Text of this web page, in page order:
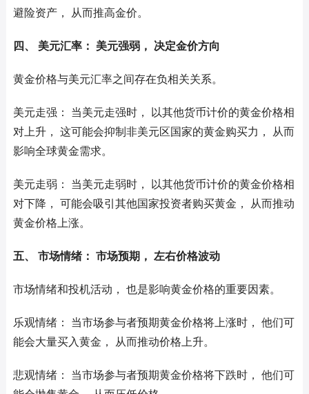
避险资产， 从而推高金价。
四、 美元汇率： 美元强弱， 决定金价方向
黄金价格与美元汇率之间存在负相关关系。
美元走强： 当美元走强时， 以其他货币计价的黄金价格相
对上升， 这可能会抑制非美元区国家的黄金购买力， 从而
影响全球黄金需求。
美元走弱： 当美元走弱时， 以其他货币计价的黄金价格相
对下降， 可能会吸引其他国家投资者购买黄金， 从而推动
黄金价格上涨。
五、 市场情绪： 市场预期， 左右价格波动
市场情绪和投机活动， 也是影响黄金价格的重要因素。
乐观情绪： 当市场参与者预期黄金价格将上涨时， 他们可
能会大量买入黄金， 从而推动价格上升。
悲观情绪： 当市场参与者预期黄金价格将下跌时， 他们可